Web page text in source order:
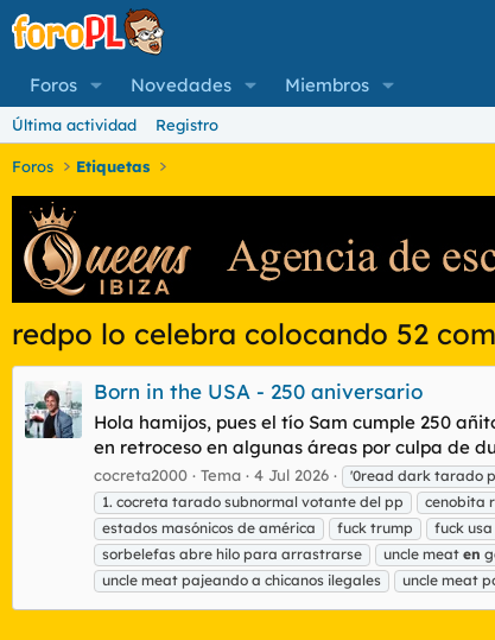
Foros Novedades Miembros
Última actividad Registro
Foros Etiquetas
redpo lo celebra colocando 52
Born in the USA - 250 aniversario
Hola hamijos, pues el tío Sam cumple 250
en retroceso en algunas áreas por culpa de
cocreta2000 Tema 4 Jul 2026 '0read dark tarado
1. cocreta tarado subnormal votante del pp
cenobita
estados masónicos de américa
fuck trump fuck usa
sorbelefas abre hilo para arrastrarse
uncle meat en
uncle meat pajeando a chicanos ilegales
uncle meat